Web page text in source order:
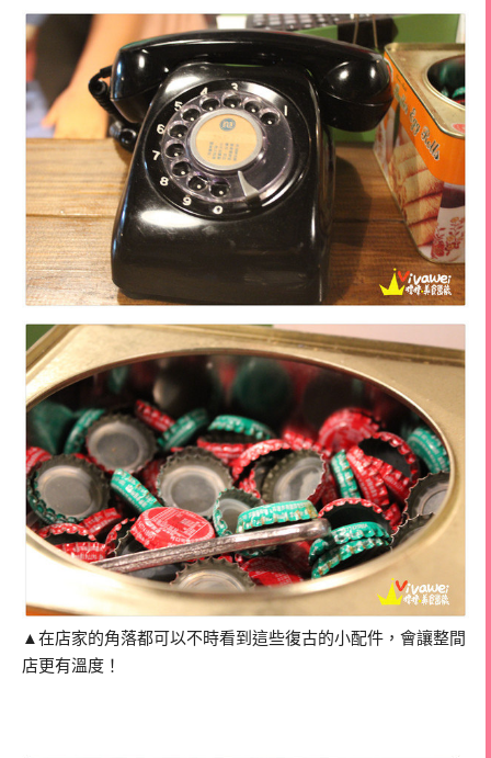
▲在店家的角落都可以不時看到這些復古的小配件，會讓整間
店更有溫度！